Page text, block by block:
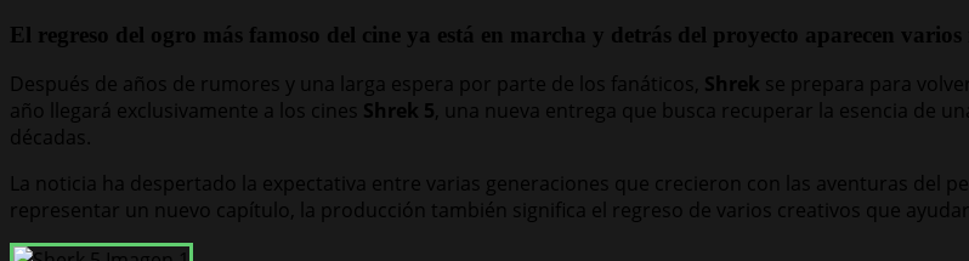
El regreso del ogro más famoso del cine ya está en marcha y detrás del proyecto aparecen
Después de años de rumores y una larga espera por parte de los fanáticos, Shrek se prepara para
año llegará exclusivamente a los cines Shrek 5, una nueva entrega que busca recuperar la esencia de
décadas.
La noticia ha despertado la expectativa entre varias generaciones que crecieron con las aventuras del
representar un nuevo capítulo, la producción también significa el regreso de varios creativos que